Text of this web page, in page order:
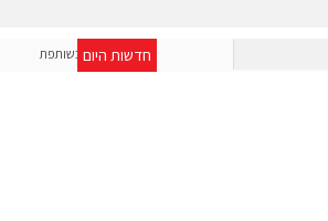
חדשות היום
OpenAI מרחיבה את פעילותה בישראל; אברא הוסמכה כשותפת